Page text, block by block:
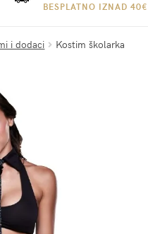
BESPLATNO IZNAD 40€
i dodaci
Kostim školarka